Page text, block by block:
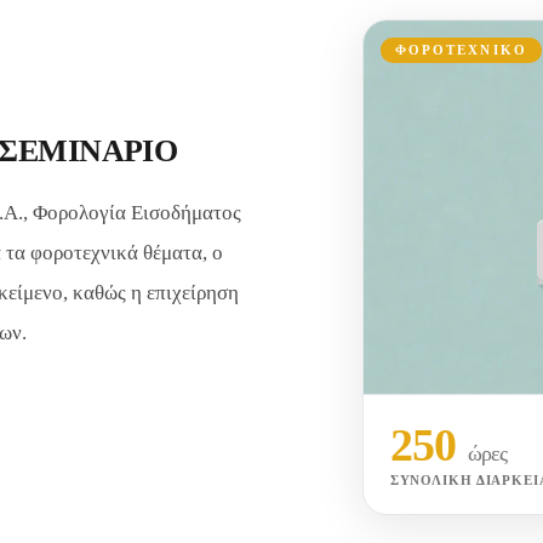
Φορολογία Εισοδήματος
φοροτεχνικά θέματα, ο
καθώς η επιχείρηση
ΦΟΡΟΤΕΧΝΙΚΟ
250 ώρες
ΣΥΝΟΛΙΚΉ